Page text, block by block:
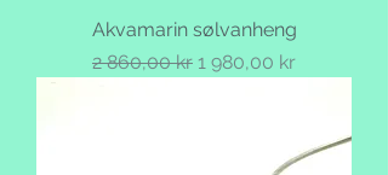
Akvamarin sølvanheng
Vanlig pris
2 860,00 kr Salgspris
1 980,00 kr